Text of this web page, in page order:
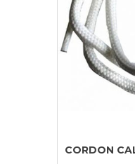
CORDON